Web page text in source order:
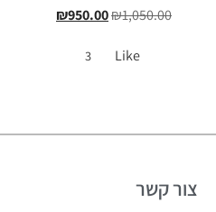
₪1,050.00
₪950.00
Like
3
צור קשר